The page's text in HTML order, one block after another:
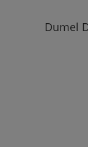
Dumel